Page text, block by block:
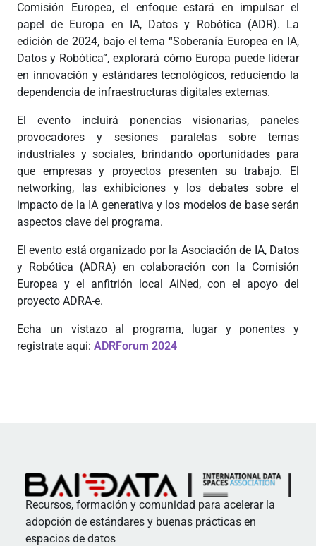
Comisión Europea, el enfoque estará en impulsar el
papel de Europa en IA, Datos y Robótica (ADR). La
edición de 2024, bajo el tema “Soberanía Europea en IA,
Datos y Robótica”, explorará cómo Europa puede liderar
en innovación y estándares tecnológicos, reduciendo la
dependencia de infraestructuras digitales externas.
El evento incluirá ponencias visionarias, paneles
provocadores y sesiones paralelas sobre temas
industriales y sociales, brindando oportunidades para
que empresas y proyectos presenten su trabajo. El
networking, las exhibiciones y los debates sobre el
impacto de la IA generativa y los modelos de base serán
aspectos clave del programa.
El evento está organizado por la Asociación de IA, Datos
y Robótica (ADRA) en colaboración con la Comisión
Europea y el anfitrión local AiNed, con el apoyo del
proyecto ADRA-e.
Echa un vistazo al programa, lugar y ponentes y
registrate aqui: ADRForum 2024
Recursos, formación y comunidad para acelerar la
adopción de estándares y buenas prácticas en
espacios de datos